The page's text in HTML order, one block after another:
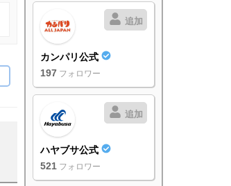
追加
カンパリ公式
197 フォロワー
追加
ハヤブサ公式
521 フォロワー